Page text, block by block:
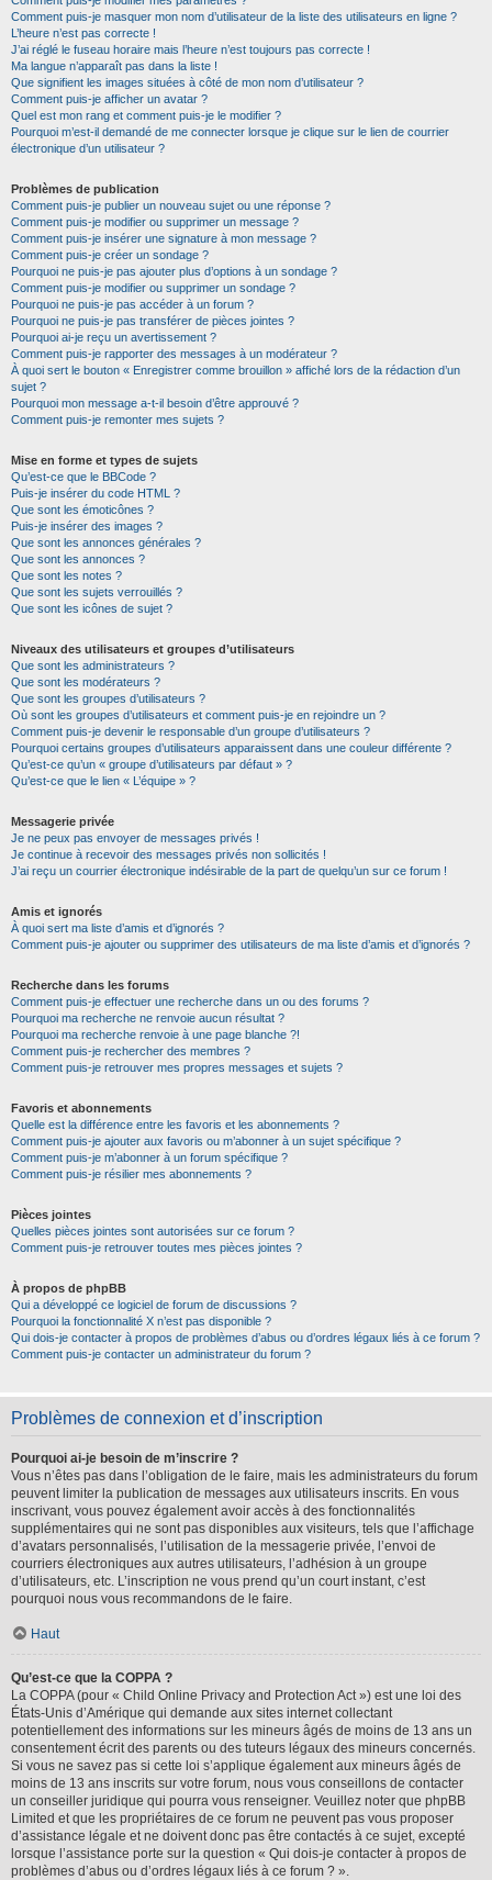
Comment puis-je masquer mon nom d’utilisateur de la liste des utilisateurs en ligne ?
L’heure n’est pas correcte !
J’ai réglé le fuseau horaire mais l’heure n’est toujours pas correcte !
Ma langue n’apparaît pas dans la liste !
Que signifient les images situées à côté de mon nom d’utilisateur ?
Comment puis-je afficher un avatar ?
Quel est mon rang et comment puis-je le modifier ?
Pourquoi m’est-il demandé de me connecter lorsque je clique sur le lien de courrier
électronique d’un utilisateur ?
Problèmes de publication
Comment puis-je publier un nouveau sujet ou une réponse ?
Comment puis-je modifier ou supprimer un message ?
Comment puis-je insérer une signature à mon message ?
Comment puis-je créer un sondage ?
Pourquoi ne puis-je pas ajouter plus d’options à un sondage ?
Comment puis-je modifier ou supprimer un sondage ?
Pourquoi ne puis-je pas accéder à un forum ?
Pourquoi ne puis-je pas transférer de pièces jointes ?
Pourquoi ai-je reçu un avertissement ?
Comment puis-je rapporter des messages à un modérateur ?
À quoi sert le bouton « Enregistrer comme brouillon » affiché lors de la rédaction d’un
sujet ?
Pourquoi mon message a-t-il besoin d’être approuvé ?
Comment puis-je remonter mes sujets ?
Mise en forme et types de sujets
Qu’est-ce que le BBCode ?
Puis-je insérer du code HTML ?
Que sont les émoticônes ?
Puis-je insérer des images ?
Que sont les annonces générales ?
Que sont les annonces ?
Que sont les notes ?
Que sont les sujets verrouillés ?
Que sont les icônes de sujet ?
Niveaux des utilisateurs et groupes d’utilisateurs
Que sont les administrateurs ?
Que sont les modérateurs ?
Que sont les groupes d’utilisateurs ?
Où sont les groupes d’utilisateurs et comment puis-je en rejoindre un ?
Comment puis-je devenir le responsable d’un groupe d’utilisateurs ?
Pourquoi certains groupes d’utilisateurs apparaissent dans une couleur différente ?
Qu’est-ce qu’un « groupe d’utilisateurs par défaut » ?
Qu’est-ce que le lien « L’équipe » ?
Messagerie privée
Je ne peux pas envoyer de messages privés !
Je continue à recevoir des messages privés non sollicités !
J’ai reçu un courrier électronique indésirable de la part de quelqu’un sur ce forum !
Amis et ignorés
À quoi sert ma liste d’amis et d’ignorés ?
Comment puis-je ajouter ou supprimer des utilisateurs de ma liste d’amis et d’ignorés ?
Recherche dans les forums
Comment puis-je effectuer une recherche dans un ou des forums ?
Pourquoi ma recherche ne renvoie aucun résultat ?
Pourquoi ma recherche renvoie à une page blanche ?!
Comment puis-je rechercher des membres ?
Comment puis-je retrouver mes propres messages et sujets ?
Favoris et abonnements
Quelle est la différence entre les favoris et les abonnements ?
Comment puis-je ajouter aux favoris ou m’abonner à un sujet spécifique ?
Comment puis-je m’abonner à un forum spécifique ?
Comment puis-je résilier mes abonnements ?
Pièces jointes
Quelles pièces jointes sont autorisées sur ce forum ?
Comment puis-je retrouver toutes mes pièces jointes ?
À propos de phpBB
Qui a développé ce logiciel de forum de discussions ?
Pourquoi la fonctionnalité X n’est pas disponible ?
Qui dois-je contacter à propos de problèmes d’abus ou d’ordres légaux liés à ce forum ?
Comment puis-je contacter un administrateur du forum ?
Problèmes de connexion et d’inscription
Pourquoi ai-je besoin de m’inscrire ?
Vous n’êtes pas dans l’obligation de le faire, mais les administrateurs du forum
peuvent limiter la publication de messages aux utilisateurs inscrits. En vous
inscrivant, vous pouvez également avoir accès à des fonctionnalités
supplémentaires qui ne sont pas disponibles aux visiteurs, tels que l’affichage
d’avatars personnalisés, l’utilisation de la messagerie privée, l’envoi de
courriers électroniques aux autres utilisateurs, l’adhésion à un groupe
d’utilisateurs, etc. L’inscription ne vous prend qu’un court instant, c’est
pourquoi nous vous recommandons de le faire.
Haut
Qu’est-ce que la COPPA ?
La COPPA (pour « Child Online Privacy and Protection Act ») est une loi des
États-Unis d’Amérique qui demande aux sites internet collectant
potentiellement des informations sur les mineurs âgés de moins de 13 ans un
consentement écrit des parents ou des tuteurs légaux des mineurs concernés.
Si vous ne savez pas si cette loi s’applique également aux mineurs âgés de
moins de 13 ans inscrits sur votre forum, nous vous conseillons de contacter
un conseiller juridique qui pourra vous renseigner. Veuillez noter que phpBB
Limited et que les propriétaires de ce forum ne peuvent pas vous proposer
d’assistance légale et ne doivent donc pas être contactés à ce sujet, excepté
lorsque l’assistance porte sur la question « Qui dois-je contacter à propos de
problèmes d’abus ou d’ordres légaux liés à ce forum ? ».